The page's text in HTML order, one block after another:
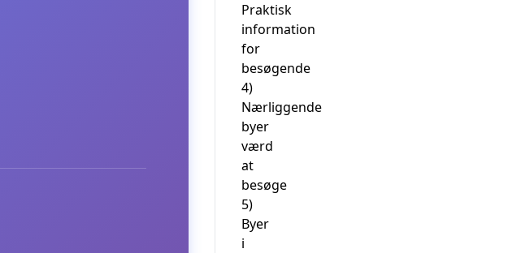
Praktisk
information
for
besøgende
4)
Nærliggende
byer
værd
at
besøge
5)
Byer
i